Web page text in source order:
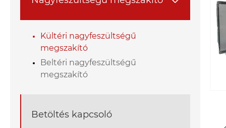
Kültéri nagyfeszültségű
megszakító
Beltéri nagyfeszültségű
megszakító
Betöltés kapcsoló